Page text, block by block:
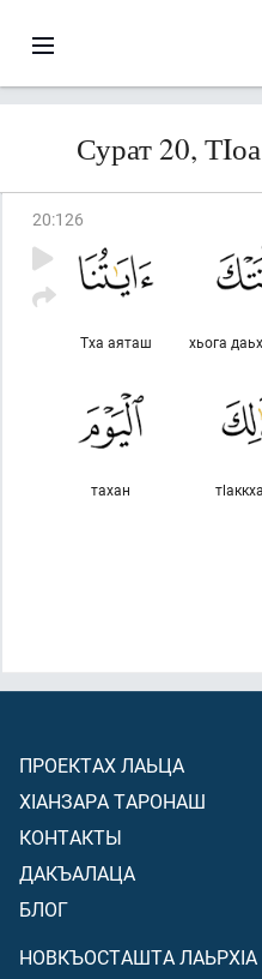
Сурат 20,
20:126
хьога
Тха аяташ
тахан
ПРОЕКТАХ ЛАЬЦА
ХIАНЗАРА ТАРОНАШ
КОНТАКТЫ
ДАКЪАЛАЦА
БЛОГ
НОВКЪОСТАШТА